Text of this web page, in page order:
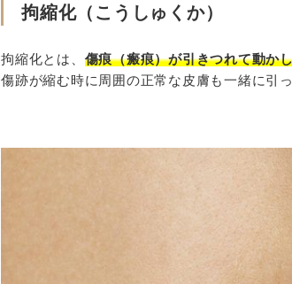
拘縮化（こうしゅくか）
拘縮化とは、 傷痕（瘢痕）が引きつれて動か
傷跡が縮む時に周囲の正常な皮膚も一緒に引